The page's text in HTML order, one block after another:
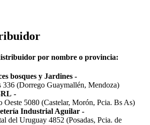
por nombre o provincia:
bosques y Jardines -
336 (Dorrego Guaymallén, Mendoza)
-
Oeste 5080 (Castelar, Morón, Pcia. Bs As)
Industrial Aguilar -
del Uruguay 4852 (Posadas, Pcia. de